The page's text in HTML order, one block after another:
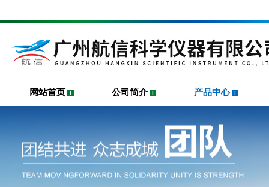
网站首页 公司简介 产品中心